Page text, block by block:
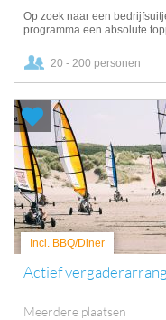
Op zoek naar een
programma een absolute
20 - 200 personen
Incl. BBQ/Diner
Actief
Meerdere plaatsen